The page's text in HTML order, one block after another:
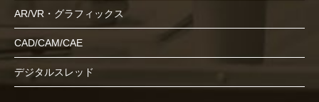
AR/VR・グラフィックス
CAD/CAM/CAE
デジタルスレッド